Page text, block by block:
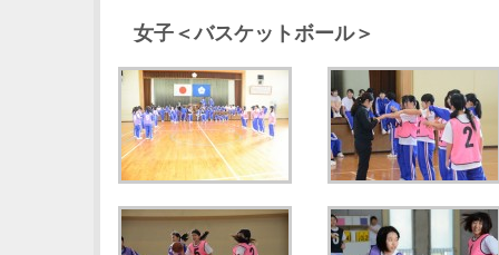
女子＜バスケットボール＞